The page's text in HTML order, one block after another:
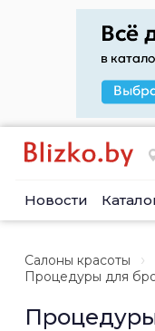
Новости
Салоны красоты
Процедуры для